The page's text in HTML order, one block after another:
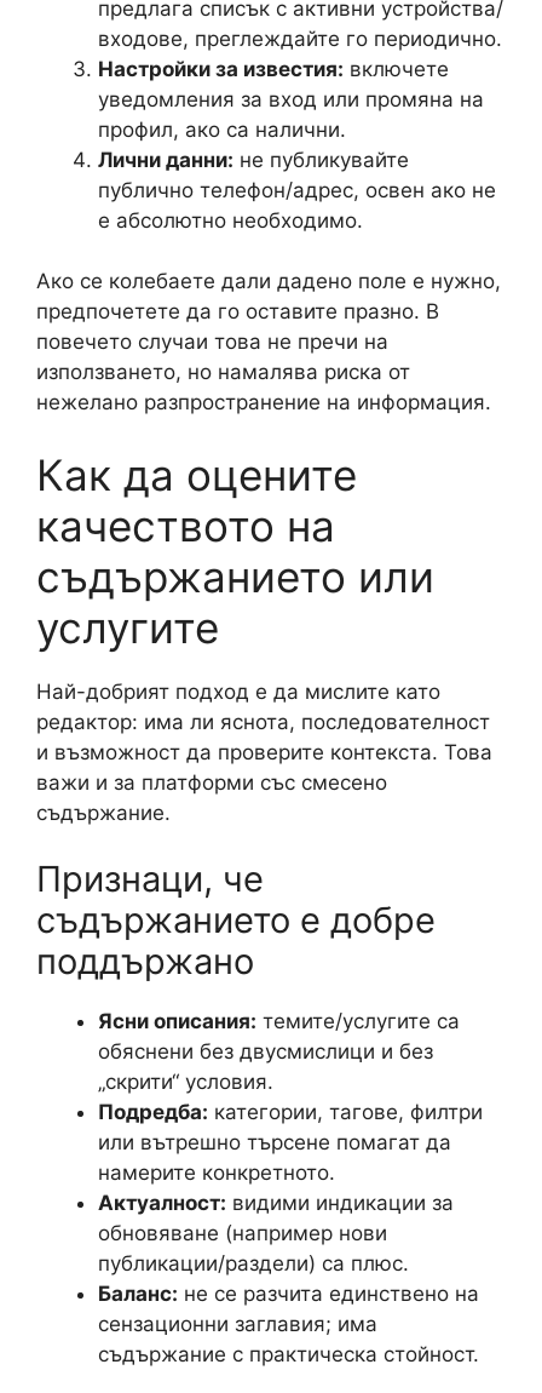
предлага списък с активни устройства/
входове, преглеждайте го периодично.
Настройки за известия: включете
уведомления за вход или промяна на
профил, ако са налични.
Лични данни: не публикувайте
публично телефон/адрес, освен ако не
е абсолютно необходимо.
Ако се колебаете дали дадено поле е нужно,
предпочетете да го оставите празно. В
повечето случаи това не пречи на
използването, но намалява риска от
нежелано разпространение на информация.
Как да оцените
качеството на
съдържанието или
услугите
Най-добрият подход е да мислите като
редактор: има ли яснота, последователност
и възможност да проверите контекста. Това
важи и за платформи със смесено
съдържание.
Признаци, че
съдържанието е добре
поддържано
Ясни описания: темите/услугите са
обяснени без двусмислици и без
„скрити“ условия.
Подредба: категории, тагове, филтри
или вътрешно търсене помагат да
намерите конкретното.
Актуалност: видими индикации за
обновяване (например нови
публикации/раздели) са плюс.
Баланс: не се разчита единствено на
сензационни заглавия; има
съдържание с практическа стойност.